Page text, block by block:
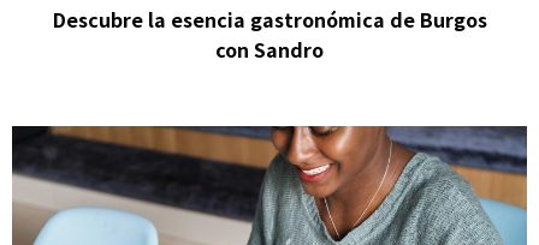
Descubre la esencia gastronómica de Burgos
con Sandro